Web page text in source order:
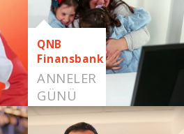
QNB
Finansbank
ANNELER
GÜNÜ